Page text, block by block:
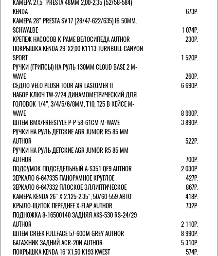
КАМЕРА 27,5" PRESTA 48ММ 2,00-2,35 (52/58-584)
KENDA
673Р.
КАМЕРА 28" PRESTA SV17 (28/47-622/635) IB 50MM.
SCHWALBE
1 074Р.
КРЕПЕЖ НАСОСОВ К РАМЕ ВЕЛОСИПЕДА AUTHOR
230Р.
ПОКРЫШКА KENDA 29"Х2,00 K1113 TURNBULL CANYON
SPORT
1 520Р.
РУЧКИ (ГРИПСЫ) НА РУЛЬ 130ММ CLOUD BASE 2 M-
WAVE
260Р.
СЕДЛО VELO PLUSH TOUR AIR LASTOMER II
6 690Р.
НАБОР КЛЮЧ TW-2/24 ДИНАМОМЕТРИЧЕСКИЙ ДЛЯ
ГОЛОВОК 1/4", 3/4/5/6/8ММ, T10, T25 В КЕЙСЕ M-
WAVE
8 990Р.
ШЛЕМ ВМХ/FREESTYLE Р-Р 58-61СМ M-WAVE
3 890Р.
РУЧКИ НА РУЛЬ ДЕТСКИЕ AGR JUNIOR R5 85 ММ
AUTHOR
522Р.
РУЧКИ НА РУЛЬ ДЕТСКИЕ AGR JUNIOR R5 85 ММ
AUTHOR
700Р.
ПОДСУМОК ПОДСЕДЕЛЬНЫЙ A-S351 QF9 AUTHOR
2 030Р.
ЗЕРКАЛО 6-647335 ПАНОРАМНОЕ КРУГЛОЕ
427Р.
ЗЕРКАЛО 6-647332 ПЛОСКОЕ ЭЛЛИПТИЧЕСКОЕ
867Р.
КАМЕРА KENDA 26" Х 2.125-2.35", 50/60-559 АВТО
418Р.
КРЫЛО-ЩИТОК ПЕРЕДНЕЕ X-FLAP AUTHOR
732Р.
ПОДНОЖКА 8-16500140 ЗАДНЯЯ AKS-530 RS-24/29
AUTHOR
2 110Р.
ШЛЕМ CREEK FULLFACE 57-60СМ GREY AUTHOR
8 990Р.
БАГАЖНИК ЗАДНИЙ ACR-20N AUTHOR
5 310Р.
ПОКРЫШКА KENDA 16"Х1,50 K193 KWEST
574Р.